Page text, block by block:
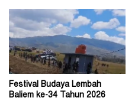
Festival Budaya Lembah
Baliem ke-34 Tahun 2026